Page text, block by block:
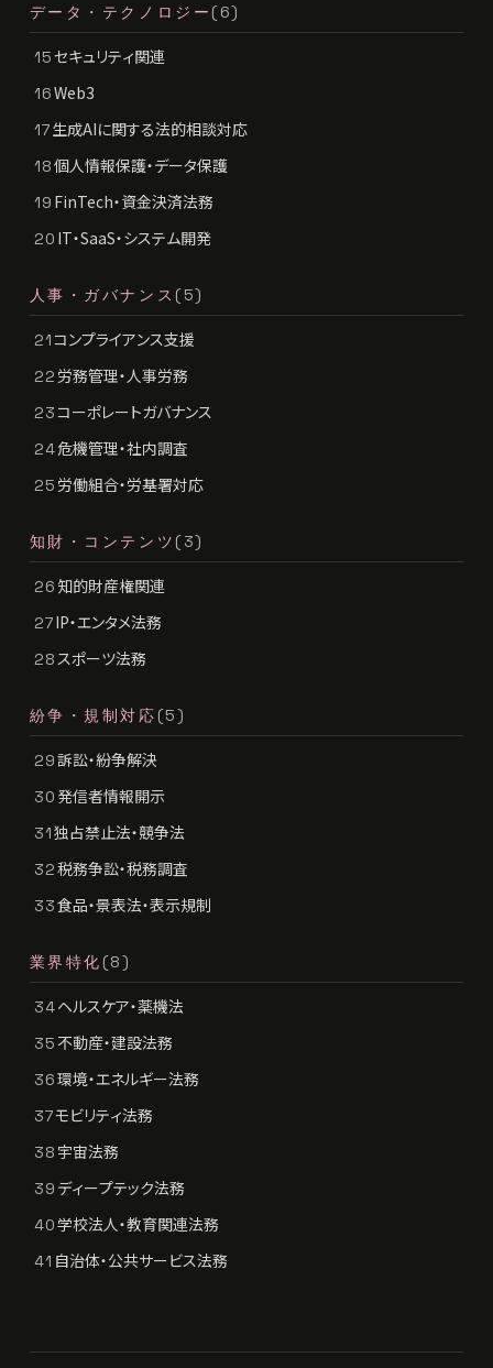
データ・テクノロジー (6)
15セキュリティ関連
16Web3
17生成AIに関する法的相談対応
18個人情報保護・データ保護
19 FinTech・資金決済法務
20 IT・SaaS・システム開発
人事・ガバナンス (5)
21コンプライアンス支援
22 労務管理・人事労務
23コーポレートガバナンス
24危機管理・社内調査
25 労働組合・労基署対応
知財・コンテンツ (3)
26 知的財産権関連
27IP・エンタメ法務
28スポーツ法務
紛争・規制対応 (5)
29訴訟・紛争解決
30 発信者情報開示
31独占禁止法・競争法
32税務争訟・税務調査
33食品・景表法・表示規制
業界特化 (8)
34ヘルスケア・薬機法
35不動産・建設法務
36環境・エネルギー法務
37モビリティ法務
38 宇宙法務
39 ディープテック法務
40学校法人・教育関連法務
41 自治体・公共サービス法務